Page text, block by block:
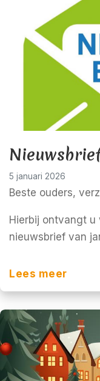
5 januari 2026
Beste ouders,
Hierbij ontvangt u
nieuwsbrief van
Lees meer